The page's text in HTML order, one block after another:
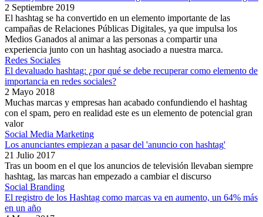
2 Septiembre 2019
El hashtag se ha convertido en un elemento importante de las
campañas de Relaciones Públicas Digitales, ya que impulsa los
Medios Ganados al animar a las personas a compartir una
experiencia junto con un hashtag asociado a nuestra marca.
Redes Sociales
El devaluado hashtag: ¿por qué se debe recuperar como elemento de
importancia en redes sociales?
2 Mayo 2018
Muchas marcas y empresas han acabado confundiendo el hashtag
con el spam, pero en realidad este es un elemento de potencial gran
valor
Social Media Marketing
Los anunciantes empiezan a pasar del 'anuncio con hashtag'
21 Julio 2017
Tras un boom en el que los anuncios de televisión llevaban siempre
hashtag, las marcas han empezado a cambiar el discurso
Social Branding
El registro de los Hashtag como marcas va en aumento, un 64% más
en un año